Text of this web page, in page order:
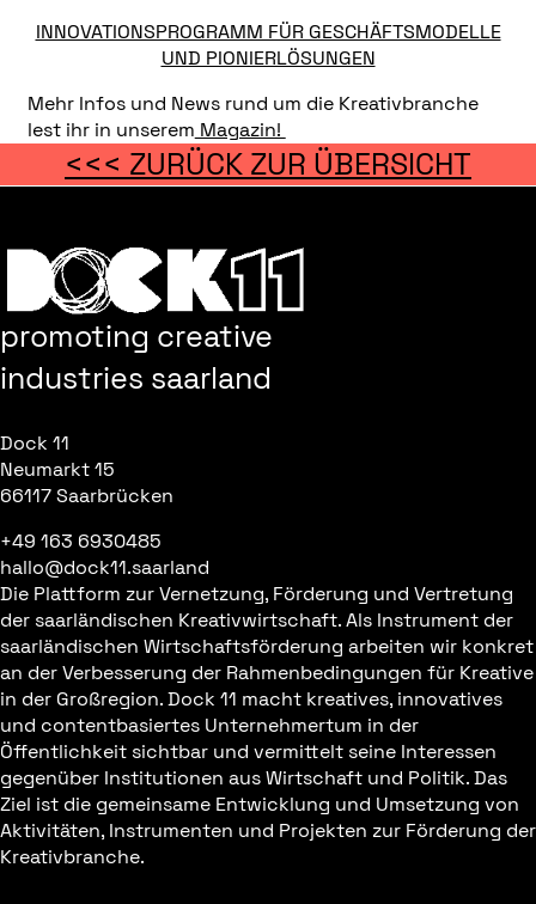
INNOVATIONSPROGRAMM FÜR GESCHÄFTSMODELLE
UND PIONIERLÖSUNGEN
Mehr Infos und News rund um die Kreativbranche
lest ihr in unserem Magazin!
<<< ZURÜCK ZUR ÜBERSICHT
promoting creative
industries saarland
Dock 11
Neumarkt 15
66117 Saarbrücken
+49 163 6930485
hallo@dock11.saarland
Die Plattform zur Vernetzung, Förderung und Vertretung
der saarländischen Kreativwirtschaft. Als Instrument der
saarländischen Wirtschaftsförderung arbeiten wir konkret
an der Verbesserung der Rahmenbedingungen für Kreative
in der Großregion. Dock 11 macht kreatives, innovatives
und contentbasiertes Unternehmertum in der
Öffentlichkeit sichtbar und vermittelt seine Interessen
gegenüber Institutionen aus Wirtschaft und Politik. Das
Ziel ist die gemeinsame Entwicklung und Umsetzung von
Aktivitäten, Instrumenten und Projekten zur Förderung der
Kreativbranche.